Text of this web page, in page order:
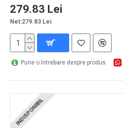
279.83 Lei
Net:279.83 Lei
Pune o întrebare despre produs
INDISPONIBIL